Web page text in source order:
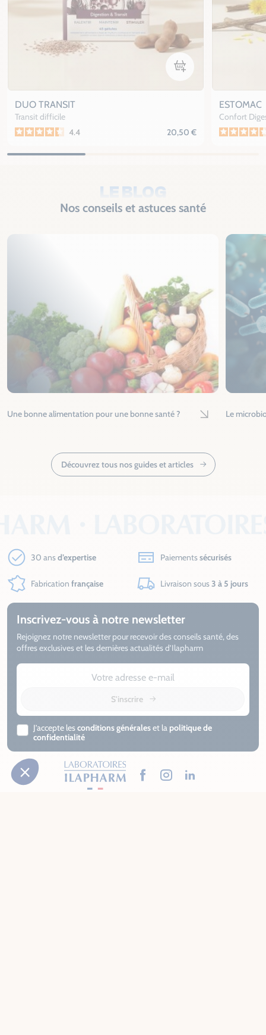
Ajouter au panier
DUO TRANSIT
Transit difficile
4.4
20,50 €
ESTOMAC
Confort
LE BLOG
Nos conseils et astuces santé
Une bonne alimentation pour une bonne santé ? Lire l'article
Le
Découvrez tous nos guides et articles
30 ansd’expertise Paiementssécurisés
Fabrication française Livraison sous3 à 5 jours
Inscrivez-vous à notre newsletter
Rejoignez notre newsletter pour recevoir des conseils santé, des
offres exclusives et les dernières actualités d’Ilapharm
S'inscrire
J’accepte lesconditions généraleset la politique de
confidentialité
FacebookInstagramLinkedIn